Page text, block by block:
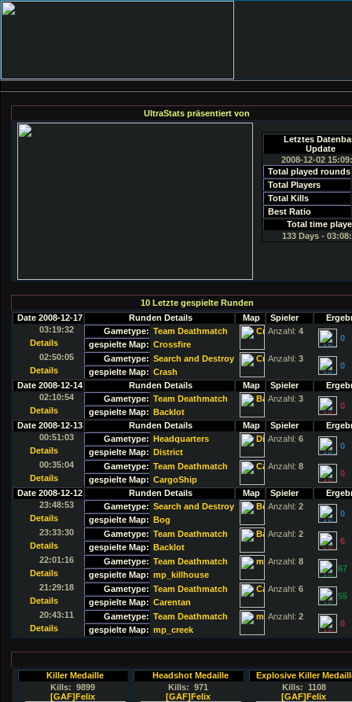
UltraStats präsentiert von
Letztes
Update
2008-12-02
Total played rounds
Total Players
Total Kills
Best Ratio
Total time
133 Days -
10 Letzte gespielte Runden
Date 2008-12-17
Runden Details Map Spieler
03:19:32
Gametype: Team Deathmatch Anzahl: 4
0
Details gespielte Map: Crossfire
02:50:05
Gametype: Search and Destroy Anzahl: 3
0
Details gespielte Map: Crash
Date 2008-12-14
Runden Details Map Spieler
02:10:54
Gametype: Team Deathmatch Anzahl: 3
0
Details gespielte Map: Backlot
Date 2008-12-13
Runden Details Map Spieler
00:51:03
Gametype: Headquarters Anzahl: 6
0
Details gespielte Map: District
00:35:04
Gametype: Team Deathmatch Anzahl: 8
0
Details gespielte Map: CargoShip
Date 2008-12-12
Runden Details Map Spieler
23:48:53
Gametype: Search and Destroy Anzahl: 2
0
Details gespielte Map: Bog
23:33:30
Gametype: Team Deathmatch Anzahl: 2
6
Details gespielte Map: Backlot
22:01:16
Gametype: Team Deathmatch Anzahl: 8
67
Details gespielte Map: mp_killhouse
21:29:18
Gametype: Team Deathmatch Anzahl: 6
55
Details gespielte Map: Carentan
20:43:11
Gametype: Team Deathmatch Anzahl: 2
0
Details gespielte Map: mp_creek
Killer Medaille
Kills: 9899
[GAF]Felix
Headshot Medaille
Kills: 971
[GAF]Felix
Explosive Killer
Kills: 1108
[GAF]Felix